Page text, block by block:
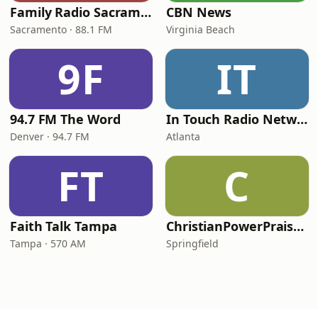
Family Radio Sacramento (KEBR)
Sacramento · 88.1 FM
CBN News
Virginia Beach
9F
94.7 FM The Word
Denver · 94.7 FM
IT
In Touch Radio Network
Atlanta
FT
Faith Talk Tampa
Tampa · 570 AM
C
ChristianPowerPraise.Net
Springfield